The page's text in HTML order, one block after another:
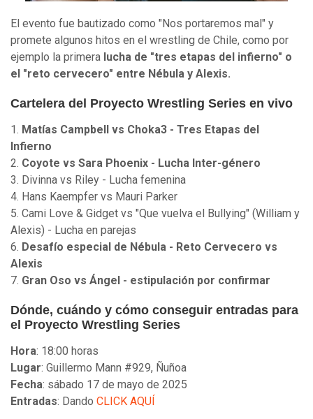
El evento fue bautizado como "Nos portaremos mal" y
promete algunos hitos en el wrestling de Chile, como por
ejemplo la primera lucha de "tres etapas del infierno" o
el "reto cervecero" entre Nébula y Alexis.
Cartelera del Proyecto Wrestling Series en vivo
1. Matías Campbell vs Choka3 - Tres Etapas del
Infierno
2. Coyote vs Sara Phoenix - Lucha Inter-género
3. Divinna vs Riley - Lucha femenina
4. Hans Kaempfer vs Mauri Parker
5. Cami Love & Gidget vs "Que vuelva el Bullying" (William y
Alexis) - Lucha en parejas
6. Desafío especial de Nébula - Reto Cervecero vs
Alexis
7. Gran Oso vs Ángel - estipulación por confirmar
Dónde, cuándo y cómo conseguir entradas para
el Proyecto Wrestling Series
Hora: 18:00 horas
Lugar: Guillermo Mann #929, Ñuñoa
Fecha: sábado 17 de mayo de 2025
Entradas: Dando CLICK AQUÍ